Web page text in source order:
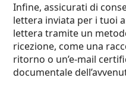
Infine, assicurati di
lettera inviata per i tuoi
lettera tramite un
ricezione, come una
ritorno o un’e-mail
documentale